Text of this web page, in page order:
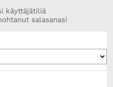
käyttäjätiliä
salasanasi